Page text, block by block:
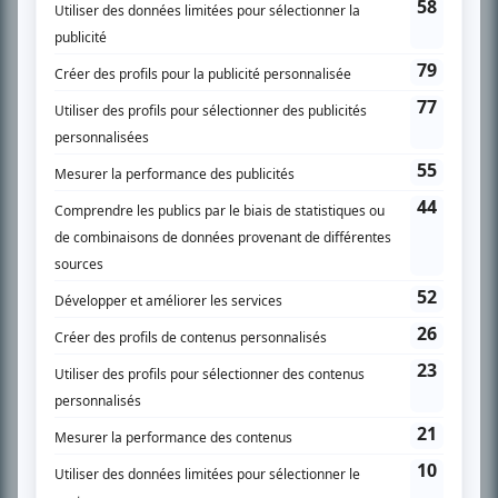
SUR LE RÉSEAU BIZZ MÉDIA
PLAN DU SITE
Accueil
Liste des oeuvres
Liste des comédiens
Recherche avancée
À propos
Nous contacter
Termes et conditions
Politique de confidentialité